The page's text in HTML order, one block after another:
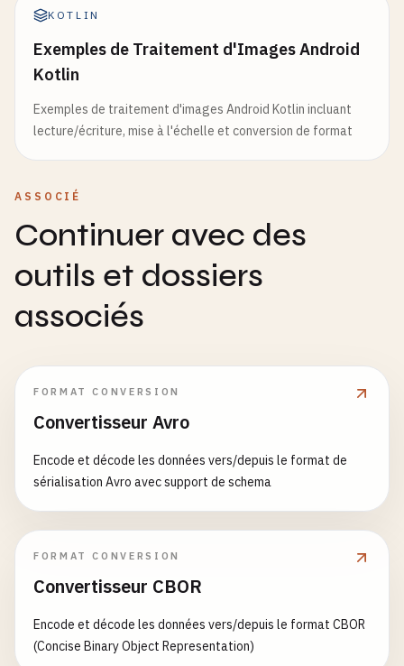
KOTLIN
Exemples de Traitement d'Images Android
Kotlin
Exemples de traitement d'images Android Kotlin incluant
lecture/écriture, mise à l'échelle et conversion de format
ASSOCIÉ
Continuer avec des
outils et dossiers
associés
FORMAT CONVERSION
Convertisseur Avro
Encode et décode les données vers/depuis le format de
sérialisation Avro avec support de schema
FORMAT CONVERSION
Convertisseur CBOR
Encode et décode les données vers/depuis le format CBOR
(Concise Binary Object Representation)